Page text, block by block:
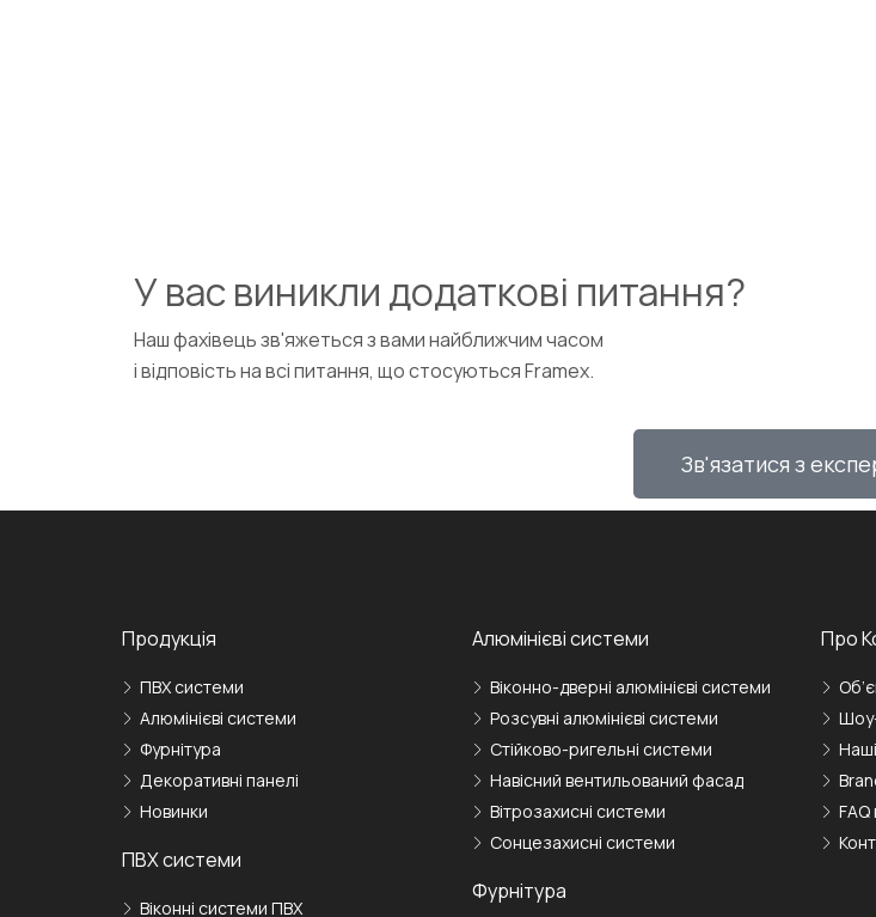
У вас виникли додаткові питання?
Наш фахівець зв'яжеться з вами найближчим часом
і відповість на всі питання, що стосуються Framex.
Зв'язатися з
Продукція
ПВХ cистеми
Алюмінієві системи
Фурнітура
Декоративні панелі
Новинки
ПВХ системи
Віконні системи ПВХ
Алюмінієві системи
Віконно-дверні алюмінієві системи
Розсувні алюмінієві системи
Стійково-ригельні системи
Навісний вентильований фасад
Вітрозахисні системи
Сонцезахисні системи
Фурнітура
Про
FAQ